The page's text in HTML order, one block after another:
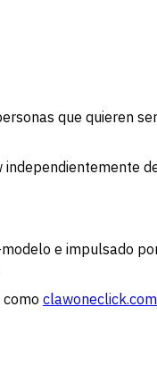
que quieren
e impulsado
clawoneclick.com